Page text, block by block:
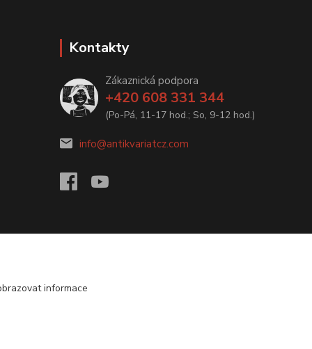
Kontakty
Zákaznická podpora
+420 608 331 344
(Po-Pá, 11-17 hod.; So, 9-12 hod.)
info@antikvariatcz.com
informace